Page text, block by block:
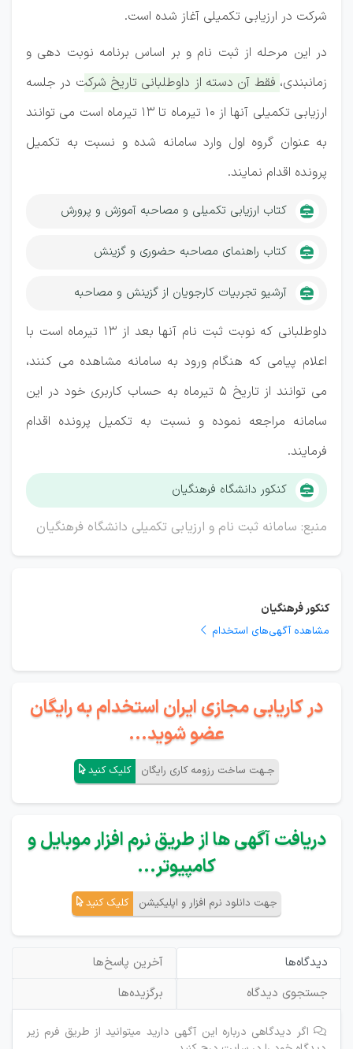
شرکت در ارزیابی تکمیلی آغاز شده است.
در این مرحله از ثبت نام و بر اساس برنامه نوبت دهی و
زمانبندی، فقط آن دسته از داوطلبانی تاریخ شرکت در جلسه
ارزیابی تکمیلی آنها از 10 تیرماه تا 13 تیرماه است می توانند
به عنوان گروه اول وارد سامانه شده و نسبت به تکمیل
پرونده اقدام نمایند.
کتاب ارزیابی تکمیلی و مصاحبه آموزش و پرورش
کتاب راهنمای مصاحبه حضوری و گزینش
آرشیو تجربیات کارجویان از گزینش و مصاحبه
داوطلبانی که نوبت ثبت نام آنها بعد از 13 تیرماه است با
اعلام پیامی که هنگام ورود به سامانه مشاهده می کنند،
می توانند از تاریخ 5 تیرماه به حساب کاربری خود در این
سامانه مراجعه نموده و نسبت به تکمیل پرونده اقدام
فرمایند.
کنکور دانشگاه فرهنگیان
منبع: سامانه ثبت نام و ارزیابی تکمیلی دانشگاه فرهنگیان
کنکور فرهنگیان
مشاهده آگهی‌های استخدام
در کاریابی مجازی ایران استخدام به رایگان
عضو شوید...
جـهت ساخت رزومه کاری رایگان کلیک کنید
دریافت آگهی ها از طریق نرم افزار موبایل و
کامپیوتر...
جهت دانلود نرم افزار و اپلیکیشن کلیک کنید
دیدگاه‌ها
آخرین پاسخ‌ها
جستجوی دیدگاه
برگزیده‌ها
اگر دیدگاهی درباره این آگهی دارید میتوانید از طریق فرم زیر